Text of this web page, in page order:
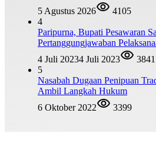
5 Agustus 2026
4105
4
Paripurna, Bupati Pesawaran
Pertanggungjawaban
4 Juli 20234 Juli 2023
3841
5
Nasabah Dugaan Penipuan
Ambil Langkah Hukum
6 Oktober 2022
3399